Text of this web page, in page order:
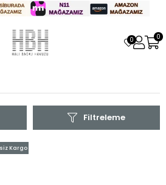
0 0
Filtreleme
Kargo